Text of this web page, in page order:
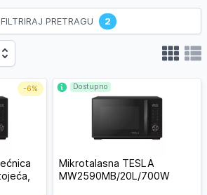
FILTRIRAJ PRETRAGU 2
-6%
Mikrotalasna TESLA
MW2590MB/20L/700W
Dostupno